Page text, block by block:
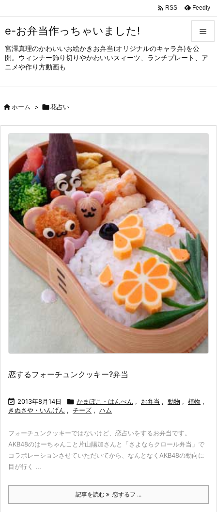
e-お弁当作っちゃいました!
宮澤真理のかわいいお絵かきお弁当(オリジナルのキャラ弁)を公
開。ウィンナー飾り切りやかわいいスィーツ、ランチプレート、ア
ニメや作り方動画も


メニュ
サイド

 RSS Feedly
ホーム > 花占い
恋するフォーチュンクッキー?弁当
 2013年8月14日  かまぼこ・はんぺん , お弁当 , 動物 , 植物 ,
きぬさや・いんげん , チーズ , ハム
フォーチュンクッキーではないけど、恋占いをするお弁当です。
AKB48のはーちゃんこと片山陽加さんと「さよならクロール弁当」で
コラボレーションさせていただいてから、なんとなくAKB48の動向に
目が行く ...
記事を読む 恋するフ ...